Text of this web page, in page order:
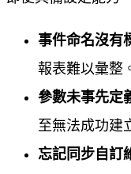
事件命名沒有
報表難以彙整
參數未事先定
至無法成功建
忘記同步自訂